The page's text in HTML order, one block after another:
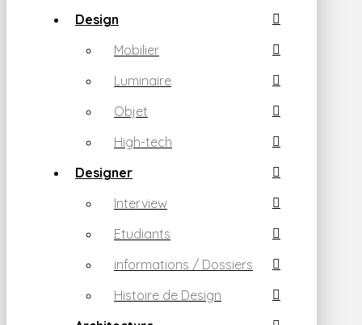
Design
Mobilier
Luminaire
Objet
High-tech
Designer
Interview
Etudiants
informations / Dossiers
Histoire de Design